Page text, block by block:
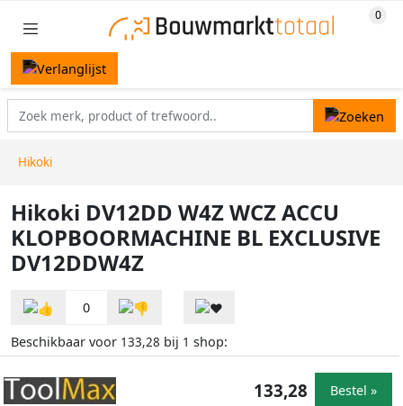
Hikoki
Hikoki DV12DD W4Z WCZ ACCU
KLOPBOORMACHINE BL EXCLUSIVE
DV12DDW4Z
0
Beschikbaar voor 133,28 bij 1 shop:
133,28 Bestel »